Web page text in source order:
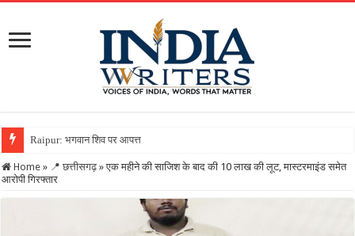
Raipur: भगवान शिव पर आपत्तिजनक टिप्पणी करना पड़ा भारी, क
Home » 📍 छत्तीसगढ़ » एक महीने की साजिश के बाद की 10 लाख की लूट, मास्टरमाइंड समेत
आरोपी गिरफ्तार